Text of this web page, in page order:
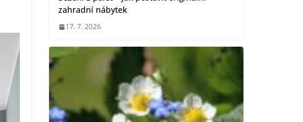
zahradní nábytek
17. 7. 2026